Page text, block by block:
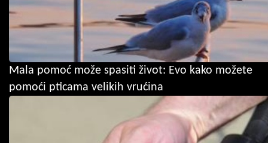
Mala pomoć može spasiti život: Evo kako možete
pomoći pticama velikih vrućina